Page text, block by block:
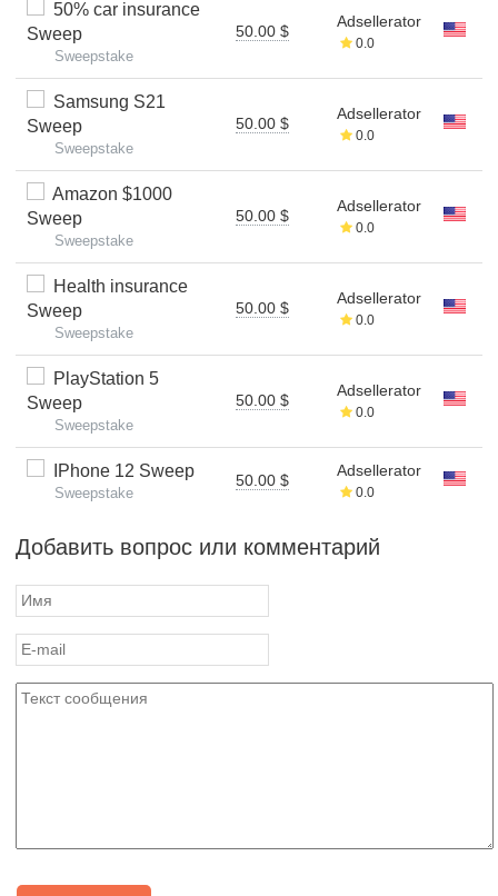
50% car insurance
Sweep
Sweepstake
50.00 $
Adsellerator
0.0
Samsung S21
Sweep
Sweepstake
50.00 $
Adsellerator
0.0
Amazon $1000
Sweep
Sweepstake
50.00 $
Adsellerator
0.0
Health insurance
Sweep
Sweepstake
50.00 $
Adsellerator
0.0
PlayStation 5
Sweep
Sweepstake
50.00 $
Adsellerator
0.0
IPhone 12 Sweep
Sweepstake
50.00 $
Adsellerator
0.0
Добавить вопрос или комментарий